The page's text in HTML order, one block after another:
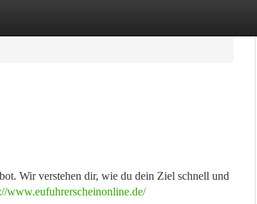
Wir verstehen dir, wie du dein Ziel schnell und
www.eufuhrerscheinonline.de/